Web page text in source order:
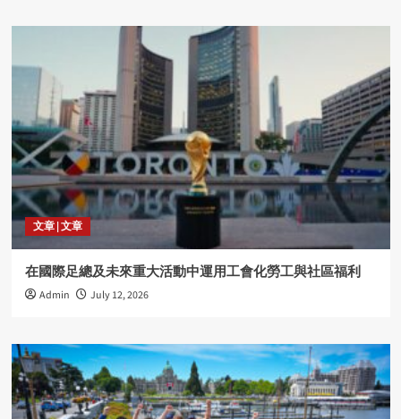
文章 | 文章
在國際足總及未來重大活動中運用工會化勞工與社區福利
Admin July 12, 2026